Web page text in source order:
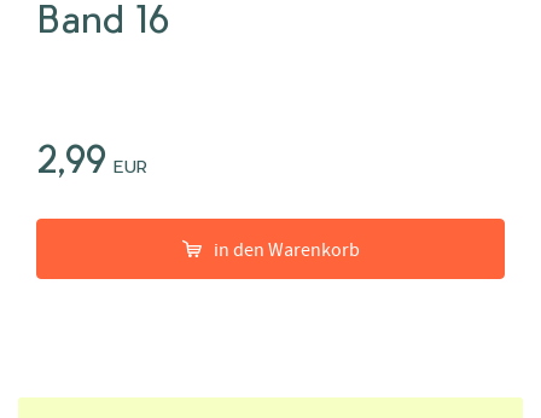
Band 16
2,99 EUR
in den Warenkorb